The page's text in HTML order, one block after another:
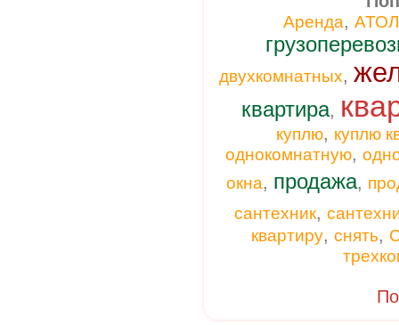
Аренда,
двухкомнатных,
квартира,
куплю, куплю
однокомнатную,
окна, продажа,
сантехник,
квартиру, снять,